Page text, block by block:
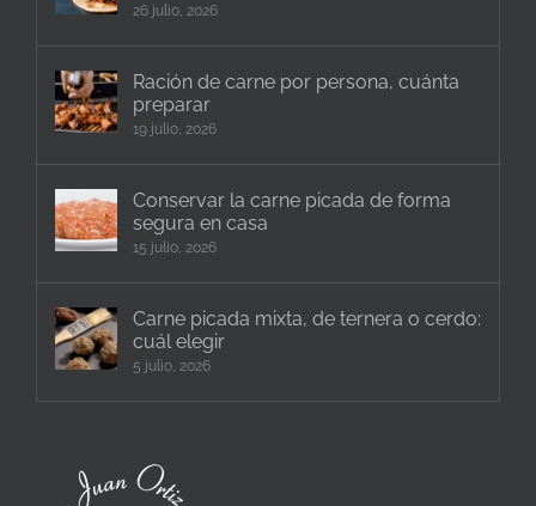
26 julio, 2026
Ración de carne por persona, cuánta
preparar
19 julio, 2026
Conservar la carne picada de forma
segura en casa
15 julio, 2026
Carne picada mixta, de ternera o cerdo:
cuál elegir
5 julio, 2026